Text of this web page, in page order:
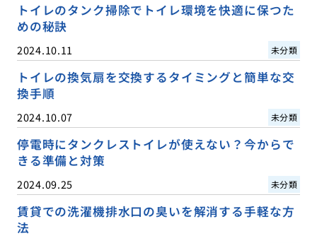
トイレのタンク掃除でトイレ環境を快適に保つた
めの秘訣
2024.10.11 未分類
トイレの換気扇を交換するタイミングと簡単な交
換手順
2024.10.07 未分類
停電時にタンクレストイレが使えない？今からで
きる準備と対策
2024.09.25 未分類
賃貸での洗濯機排水口の臭いを解消する手軽な方
法